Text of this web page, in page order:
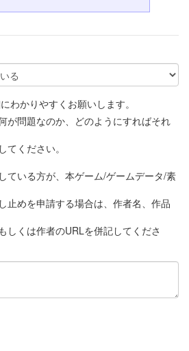
わかりやすくお願いします。
が問題なのか、どのようにすればそれ
ください。
ている方が、本ゲーム/ゲームデータ/素
止めを申請する場合は、作者名、作品
しくは作者のURLを併記してくださ